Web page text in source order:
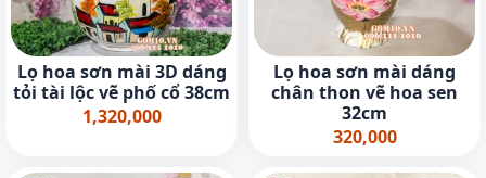
Lọ hoa sơn mài 3D dáng
tỏi tài lộc vẽ phố cổ 38cm
1,320,000
Lọ hoa sơn mài dáng
chân thon vẽ hoa sen
32cm
320,000